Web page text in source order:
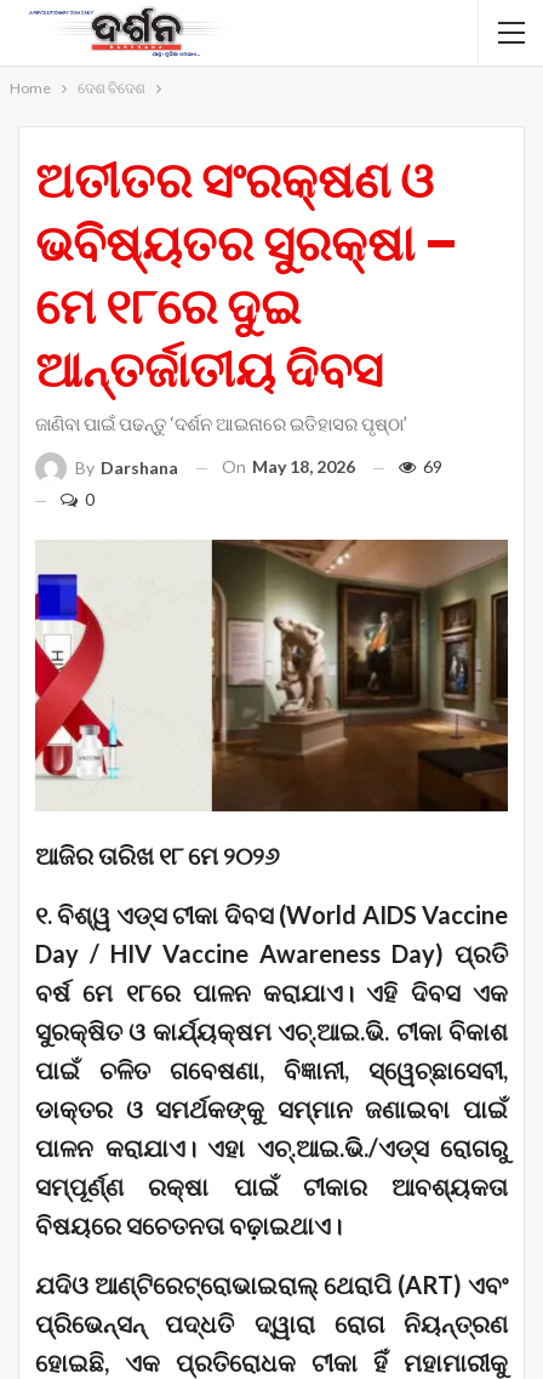
Home ଦେଶ ବିଦେଶ
ଅତୀତର ସଂରକ୍ଷଣ ଓ
ଭବିଷ୍ୟତର ସୁରକ୍ଷା –
ମେ ୧୮ରେ ଦୁଇ
ଆନ୍ତର୍ଜାତୀୟ ଦିବସ
ଜାଣିବା ପାଇଁ ପଢନ୍ତୁ ‘ଦର୍ଶନ ଆଇନାରେ ଇତିହାସର ପୃଷ୍ଠା’
By Darshana On May 18, 2026
69
0
ଆଜିର ତାରିଖ ୧୮ ମେ ୨୦୨୬
୧. ବିଶ୍ୱ ଏଡ୍ସ ଟୀକା ଦିବସ (World AIDS Vaccine
Day / HIV Vaccine Awareness Day) ପ୍ରତି
ବର୍ଷ ମେ ୧୮ରେ ପାଳନ କରାଯାଏ। ଏହି ଦିବସ ଏକ
ସୁରକ୍ଷିତ ଓ କାର୍ଯ୍ୟକ୍ଷମ ଏଚ୍.ଆଇ.ଭି. ଟୀକା ବିକାଶ
ପାଇଁ ଚଳିତ ଗବେଷଣା, ବିଜ୍ଞାନୀ, ସ୍ୱେଚ୍ଛାସେବୀ,
ଡାକ୍ତର ଓ ସମର୍ଥକଙ୍କୁ ସମ୍ମାନ ଜଣାଇବା ପାଇଁ
ପାଳନ କରାଯାଏ। ଏହା ଏଚ୍.ଆଇ.ଭି./ଏଡ୍ସ ରୋଗରୁ
ସମ୍ପୂର୍ଣ୍ଣ ରକ୍ଷା ପାଇଁ ଟୀକାର ଆବଶ୍ୟକତା
ବିଷୟରେ ସଚେତନତା ବଢ଼ାଇଥାଏ।
ଯଦିଓ ଆଣ୍ଟିରେଟ୍ରୋଭାଇରାଲ୍ ଥେରାପି (ART) ଏବଂ
ପ୍ରିଭେନ୍ସନ୍ ପଦ୍ଧତି ଦ୍ୱାରା ରୋଗ ନିୟନ୍ତ୍ରଣ
ହୋଇଛି, ଏକ ପ୍ରତିରୋଧକ ଟୀକା ହିଁ ମହାମାରୀକୁ